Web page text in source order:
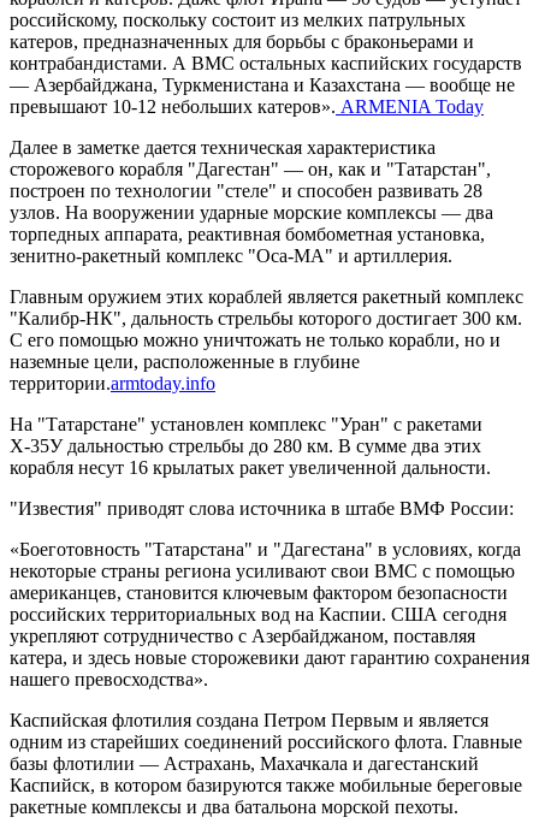
российскому, поскольку состоит из мелких патрульных
катеров, предназначенных для борьбы с браконьерами и
контрабандистами. А ВМС остальных каспийских государств
— Азербайджана, Туркменистана и Казахстана — вообще не
превышают 10-12 небольших катеров». ARMENIA Today
Далее в заметке дается техническая характеристика
сторожевого корабля "Дагестан" — он, как и "Татарстан",
построен по технологии "стеле" и способен развивать 28
узлов. На вооружении ударные морские комплексы — два
торпедных аппарата, реактивная бомбометная установка,
зенитно-ракетный комплекс "Оса-МА" и артиллерия.
Главным оружием этих кораблей является ракетный комплекс
"Калибр-НК", дальность стрельбы которого достигает 300 км.
С его помощью можно уничтожать не только корабли, но и
наземные цели, расположенные в глубине
территории.armtoday.info
На "Татарстане" установлен комплекс "Уран" с ракетами
Х-35У дальностью стрельбы до 280 км. В сумме два этих
корабля несут 16 крылатых ракет увеличенной дальности.
"Известия" приводят слова источника в штабе ВМФ России:
«Боеготовность "Татарстана" и "Дагестана" в условиях, когда
некоторые страны региона усиливают свои ВМС с помощью
американцев, становится ключевым фактором безопасности
российских территориальных вод на Каспии. США сегодня
укрепляют сотрудничество с Азербайджаном, поставляя
катера, и здесь новые сторожевики дают гарантию сохранения
нашего превосходства».
Каспийская флотилия создана Петром Первым и является
одним из старейших соединений российского флота. Главные
базы флотилии — Астрахань, Махачкала и дагестанский
Каспийск, в котором базируются также мобильные береговые
ракетные комплексы и два батальона морской пехоты.